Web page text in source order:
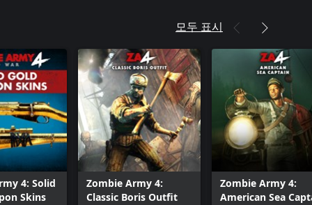
모두 표시
4: Solid
Skins
Zombie Army 4:
Classic Boris Outfit
Zombie Army 4:
American Sea